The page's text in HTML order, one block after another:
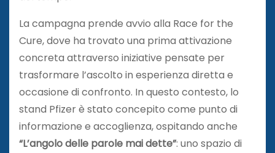
La campagna prende avvio alla Race for the
Cure, dove ha trovato una prima attivazione
concreta attraverso iniziative pensate per
trasformare l’ascolto in esperienza diretta e
occasione di confronto. In questo contesto, lo
stand Pfizer è stato concepito come punto di
informazione e accoglienza, ospitando anche
“L’angolo delle parole mai dette”: uno spazio di